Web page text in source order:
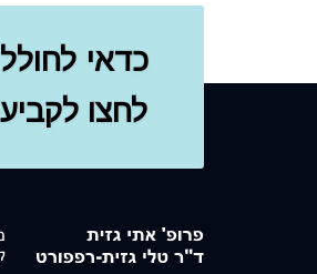
כדאי
לחצו